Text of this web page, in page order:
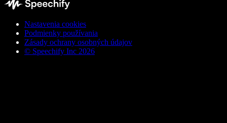
Nastavenia cookies
Podmienky používania
Zásady ochrany osobných údajov
© Speechify Inc 2026